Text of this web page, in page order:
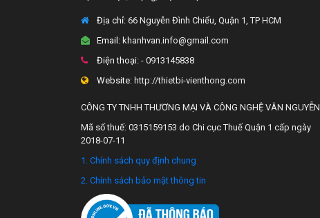
Địa chỉ: 66 Nguyễn Đình Chiểu, Quận 1, TP HCM
Email: khanhvan.info@gmail.com
Điện thoại: - 0913145838
Website: http://thietbi-vienthong.com
CÔNG TY TNHH THƯƠNG MẠI VÀ CÔNG NGHỆ VÂN NGUYỄN
Mã số thuế: 0315159153 do Chi cục Thuế Quận 1 cấp ngày
2018-07-11
1. Chính sách quy định chung
2. Chính sách bảo mật thông tin